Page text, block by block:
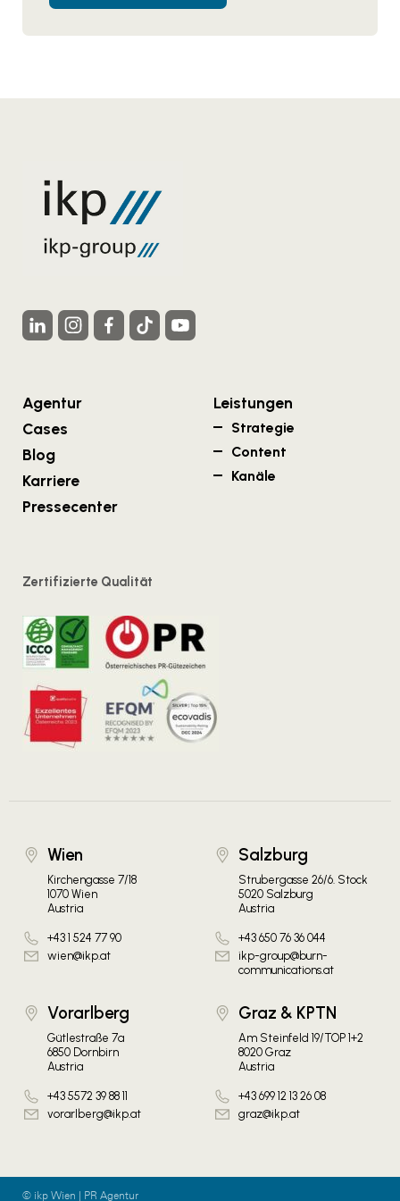
Agentur
Cases
Blog
Karriere
Pressecenter
Leistungen
Strategie
Content
Kanäle
Zertifizierte Qualität
Wien
Kirchengasse 7/18
1070 Wien
Austria
+43 1 524 77 90
wien@ikp.at
Salzburg
Strubergasse 26/6. Stock
5020 Salzburg
Austria
+43 650 76 36 044
ikp-group@burn-
communications.at
Vorarlberg
Gütlestraße 7a
6850 Dornbirn
Austria
+43 5572 39 88 11
vorarlberg@ikp.at
Graz & KPTN
Am Steinfeld 19/TOP 1+2
8020 Graz
Austria
+43 699 12 13 26 08
graz@ikp.at
© ikp Wien | PR Agentur